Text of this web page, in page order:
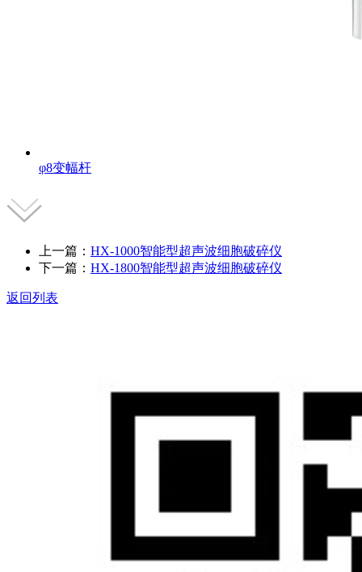
φ8变幅杆
上一篇： HX-1000智能型超声波细胞破碎仪
下一篇： HX-1800智能型超声波细胞破碎仪
返回列表